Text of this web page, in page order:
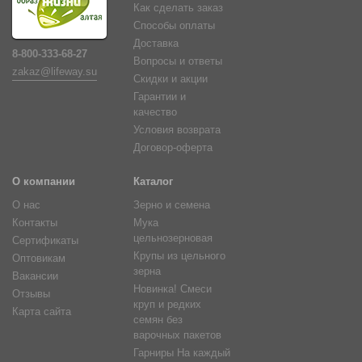
8-800-333-68-27
zakaz@lifeway.su
Как сделать заказ
Способы оплаты
Доставка
Вопросы и ответы
Скидки и акции
Гарантии и
качество
Условия возврата
Договор-оферта
О компании
О нас
Контакты
Сертификаты
Оптовикам
Вакансии
Отзывы
Карта сайта
Каталог
Зерно и семена
Мука
цельнозерновая
Крупы из цельного
зерна
Новинка! Смеси
круп и редких
семян без
варочных пакетов
Гарниры На каждый